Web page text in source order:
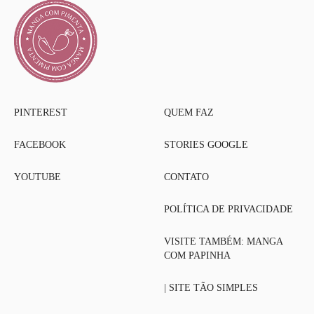
PINTEREST
FACEBOOK
YOUTUBE
QUEM FAZ
STORIES GOOGLE
CONTATO
POLÍTICA DE PRIVACIDADE
VISITE TAMBÉM: MANGA
COM PAPINHA
| SITE TÃO SIMPLES